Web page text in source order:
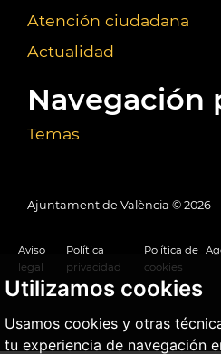
Utilizamos cookies
Usamos cookies y otras
tu experiencia de navegación
Atención ciudadana
Actualidad
Navegación
Temas
Ajuntament de València © 2026
Aviso
legal
Política
privacidad
Política de
cookies